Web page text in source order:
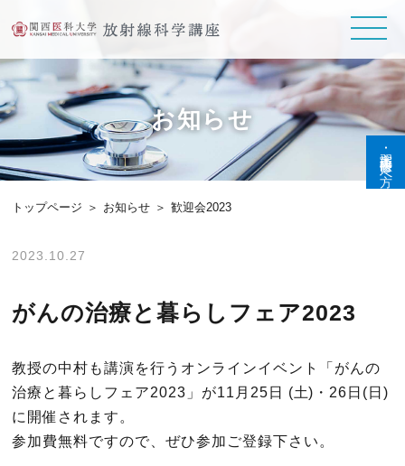
実習生･研修医の方へ
お知らせ
トップページ お知らせ 歓迎会2023
2023.10.27
がんの治療と暮らしフェア2023
教授の中村も講演を行うオンラインイベント「がんの
治療と暮らしフェア2023」が11月25日 (土)・26日(日)
に開催されます。
参加費無料ですので、ぜひ参加ご登録下さい。